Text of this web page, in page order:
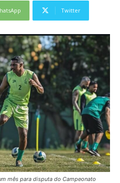
Twitter
mês para disputa do Campeonato